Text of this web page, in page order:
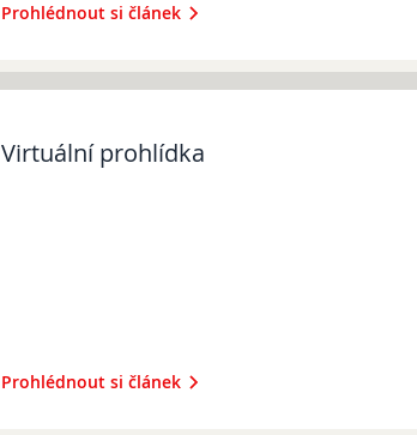
Prohlédnout si článek
Virtuální prohlídka
Prohlédnout si článek